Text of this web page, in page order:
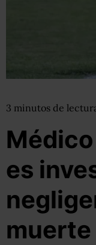
3 minutos de
es